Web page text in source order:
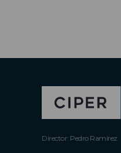
Director: Pedro Ramírez